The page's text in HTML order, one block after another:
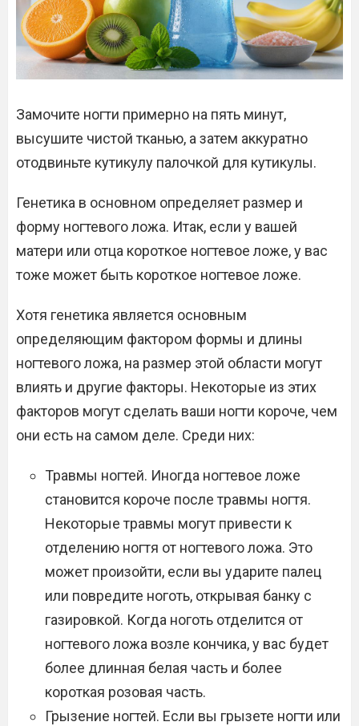
Замочите ногти примерно на пять минут,
высушите чистой тканью, а затем аккуратно
отодвиньте кутикулу палочкой для кутикулы.
Генетика в основном определяет размер и
форму ногтевого ложа. Итак, если у вашей
матери или отца короткое ногтевое ложе, у вас
тоже может быть короткое ногтевое ложе.
Хотя генетика является основным
определяющим фактором формы и длины
ногтевого ложа, на размер этой области могут
влиять и другие факторы. Некоторые из этих
факторов могут сделать ваши ногти короче, чем
они есть на самом деле. Среди них:
Травмы ногтей. Иногда ногтевое ложе
становится короче после травмы ногтя.
Некоторые травмы могут привести к
отделению ногтя от ногтевого ложа. Это
может произойти, если вы ударите палец
или повредите ноготь, открывая банку с
газировкой. Когда ноготь отделится от
ногтевого ложа возле кончика, у вас будет
более длинная белая часть и более
короткая розовая часть.
Грызение ногтей. Если вы грызете ногти или